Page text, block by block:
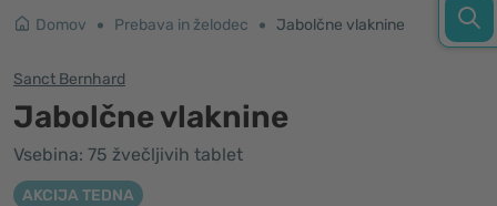
Domov Prebava in želodec Jabolčne vlaknine
Sanct Bernhard
Jabolčne vlaknine
Vsebina: 75 žvečljivih tablet
AKCIJA TEDNA